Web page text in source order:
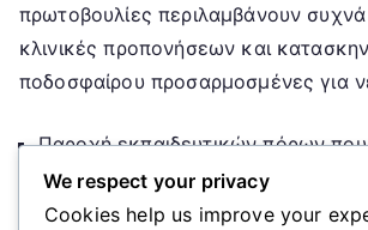
πρωτοβουλίες περιλαμβάνουν συχνά
κλινικές προπονήσεων και
ποδοσφαίρου προσαρμοσμένες για
Παροχή εκπαιδευτικών πόρων που
ομαδικότητα και τον αθλητισμό.
Διοργάνωση κλινικών
We respect your privacy
Cookies help us improve your